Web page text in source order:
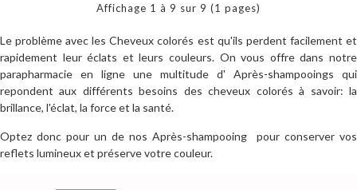
Affichage 1 à 9 sur 9 (1 pages)
Le problème avec les Cheveux colorés est qu'ils perdent facilement et
rapidement leur éclats et leurs couleurs. On vous offre dans notre
parapharmacie en ligne une multitude d' Après-shampooings qui
repondent aux différents besoins des cheveux colorés à savoir: la
brillance, l'éclat, la force et la santé.
Optez donc pour un de nos Après-shampooing pour conserver vos
reflets lumineux et préserve votre couleur.